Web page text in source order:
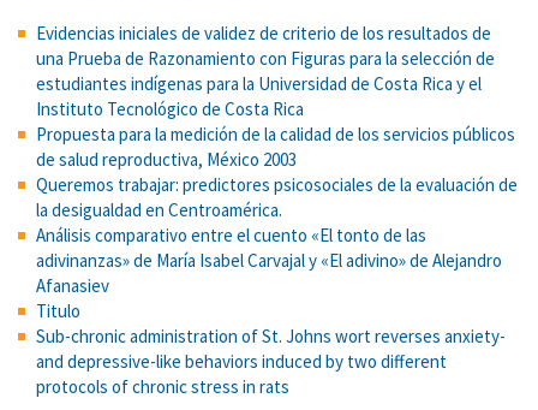
Evidencias iniciales de validez de criterio de los resultados de
una Prueba de Razonamiento con Figuras para la selección de
estudiantes indígenas para la Universidad de Costa Rica y el
Instituto Tecnológico de Costa Rica
Propuesta para la medición de la calidad de los servicios públicos
de salud reproductiva, México 2003
Queremos trabajar: predictores psicosociales de la evaluación de
la desigualdad en Centroamérica.
Análisis comparativo entre el cuento «El tonto de las
adivinanzas» de María Isabel Carvajal y «El adivino» de Alejandro
Afanasiev
Titulo
Sub-chronic administration of St. Johns wort reverses anxiety-
and depressive-like behaviors induced by two different
protocols of chronic stress in rats